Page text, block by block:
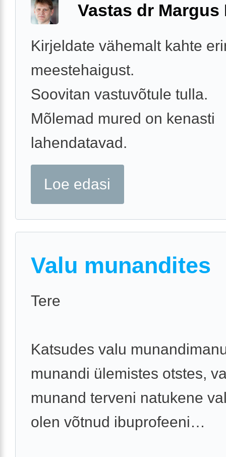
Vastas dr Margus
Kirjeldate vähemalt kahte
meestehaigust.
Soovitan vastuvõtule tulla.
Mõlemad mured on kenasti
lahendatavad.
Loe edasi
Valu munandites
Tere
Katsudes valu
munandi ülemistes otstes,
munand terveni natukene
olen võtnud ibuprofeeni…